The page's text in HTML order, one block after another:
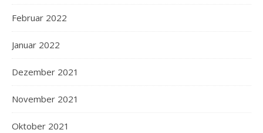
Februar 2022
Januar 2022
Dezember 2021
November 2021
Oktober 2021